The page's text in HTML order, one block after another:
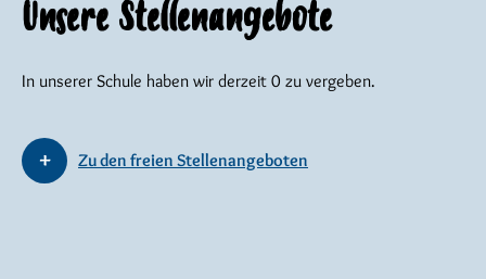
Unsere Stellenangebote
In unserer Schule haben wir derzeit 0 zu vergeben.
Zu den freien Stellenangeboten